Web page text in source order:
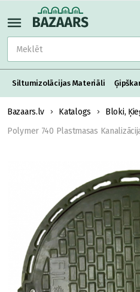
Siltumizolācijas Materiāli
Bazaars.lv Katalogs Bloki,
Polymer 740 Plastmasas